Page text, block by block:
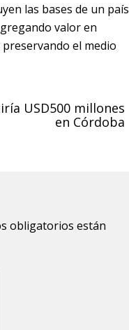
las bases de un país
valor en
el medio
USD500 millones
en Córdoba
obligatorios están